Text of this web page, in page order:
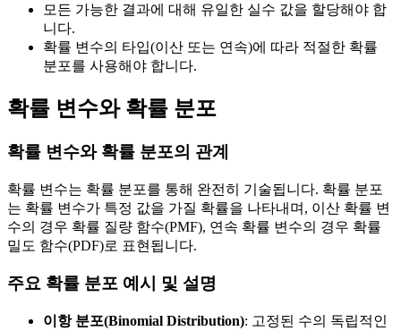
모든 가능한 결과에 대해 유일한 실수 값을 할당해야 합
니다.
확률 변수의 타입(이산 또는 연속)에 따라 적절한 확률
분포를 사용해야 합니다.
확률 변수와 확률 분포
확률 변수와 확률 분포의 관계
확률 변수는 확률 분포를 통해 완전히 기술됩니다. 확률 분포
는 확률 변수가 특정 값을 가질 확률을 나타내며, 이산 확률 변
수의 경우 확률 질량 함수(PMF), 연속 확률 변수의 경우 확률
밀도 함수(PDF)로 표현됩니다.
주요 확률 분포 예시 및 설명
이항 분포(Binomial Distribution): 고정된 수의 독립적인